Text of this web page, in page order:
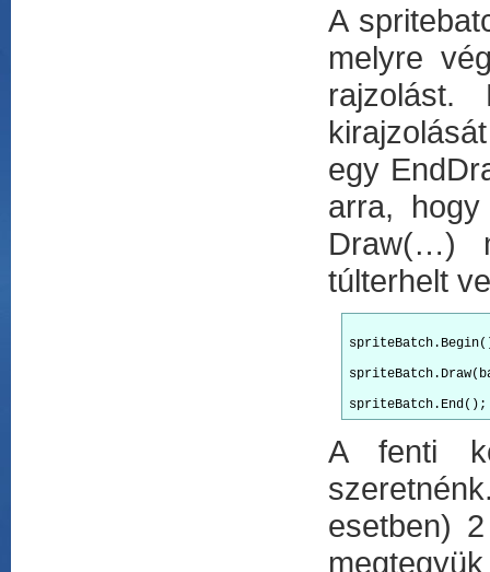
A
melyre
rajzolást.
egy
arra,
Draw(…)
túlterhelt
A fenti
esetben)